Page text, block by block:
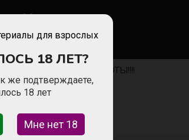
Обратная связь
Питер-СЕЗОН РАБОТЫ!!!!
для взрослых
18 ЛЕТ?
же подтверждаете,
18 лет
Мне нет 18